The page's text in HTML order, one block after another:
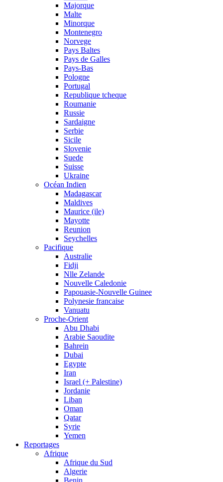
Majorque
Malte
Minorque
Montenegro
Norvege
Pays Baltes
Pays de Galles
Pays-Bas
Pologne
Portugal
Republique tcheque
Roumanie
Russie
Sardaigne
Serbie
Sicile
Slovenie
Suede
Suisse
Ukraine
Océan Indien
Madagascar
Maldives
Maurice (ile)
Mayotte
Reunion
Seychelles
Pacifique
Australie
Fidji
Nlle Zelande
Nouvelle Caledonie
Papouasie-Nouvelle Guinee
Polynesie francaise
Vanuatu
Proche-Orient
Abu Dhabi
Arabie Saoudite
Bahrein
Dubai
Egypte
Iran
Israel (+ Palestine)
Jordanie
Liban
Oman
Qatar
Syrie
Yemen
Reportages
Afrique
Afrique du Sud
Algerie
Benin